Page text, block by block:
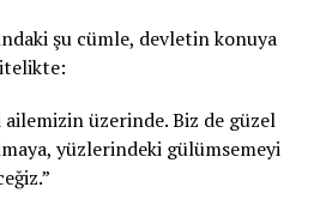
şu cümle, devletin konuya
üzerinde. Biz de güzel
yüzlerindeki gülümsemeyi